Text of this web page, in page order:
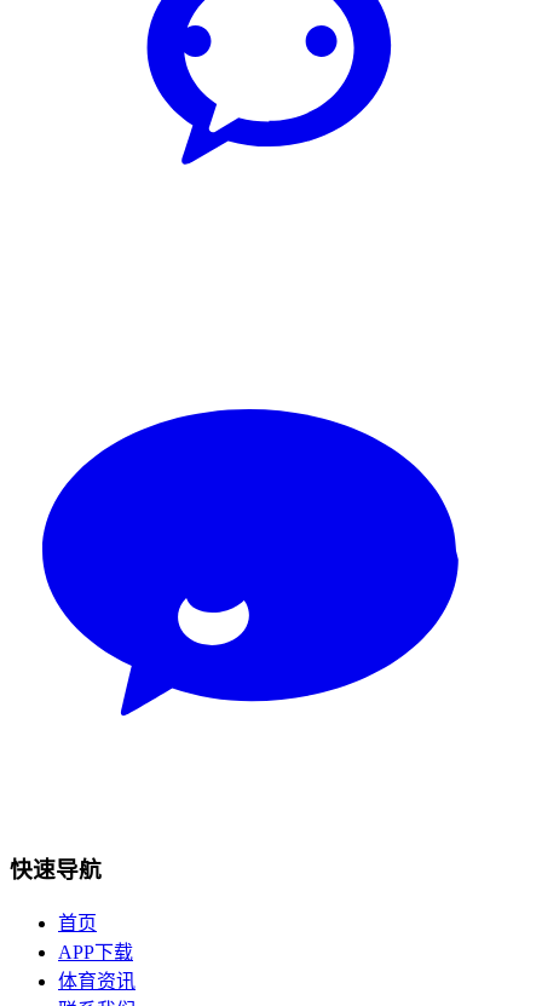
快速导航
首页
APP下载
体育资讯